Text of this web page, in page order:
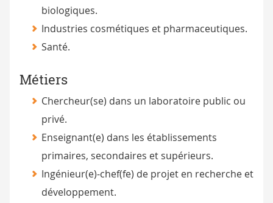
biologiques.
Industries cosmétiques et pharmaceutiques.
Santé.
Métiers
Chercheur(se) dans un laboratoire public ou
privé.
Enseignant(e) dans les établissements
primaires, secondaires et supérieurs.
Ingénieur(e)-chef(fe) de projet en recherche et
développement.